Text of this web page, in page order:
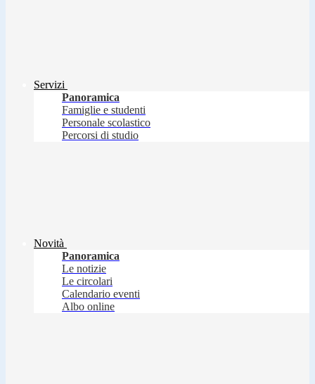
Servizi
Panoramica
Famiglie e studenti
Personale scolastico
Percorsi di studio
Novità
Panoramica
Le notizie
Le circolari
Calendario eventi
Albo online